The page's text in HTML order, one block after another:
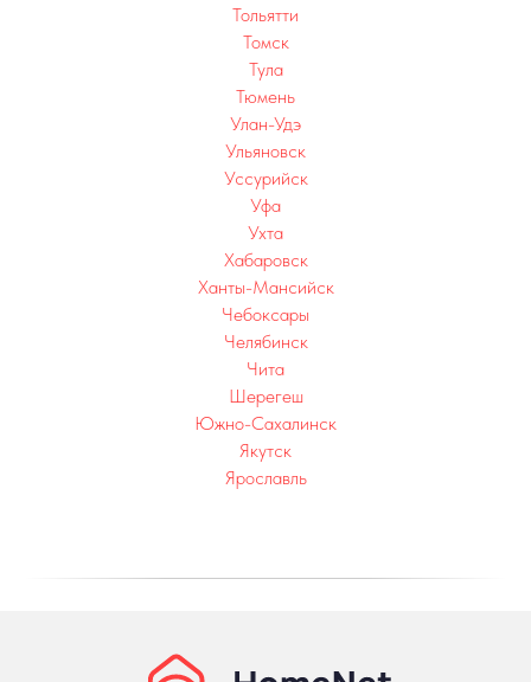
Тольятти
Томск
Тула
Тюмень
Улан-Удэ
Ульяновск
Уссурийск
Уфа
Ухта
Хабаровск
Ханты-Мансийск
Чебоксары
Челябинск
Чита
Шерегеш
Южно-Сахалинск
Якутск
Ярославль